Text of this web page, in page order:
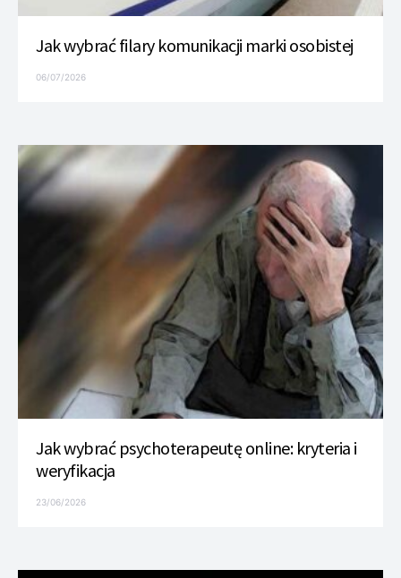
Jak wybrać filary komunikacji marki osobistej
06/07/2026
Jak wybrać psychoterapeutę online: kryteria i
weryfikacja
23/06/2026